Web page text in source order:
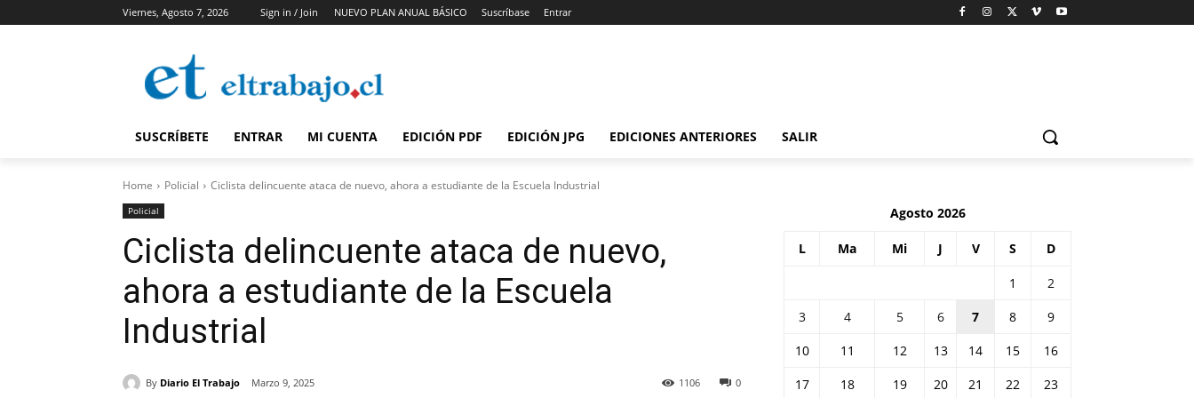
Viernes, Agosto 7, 2026 Sign in / Join NUEVO PLAN ANUAL BÁSICO Suscríbase Entrar
SUSCRÍBETE ENTRAR MI CUENTA EDICIÓN PDF EDICIÓN JPG EDICIONES ANTERIORES SALIR
Home Policial Ciclista delincuente ataca de nuevo, ahora a estudiante de la Escuela Industrial
Policial
Ciclista delincuente ataca de nuevo,
ahora a estudiante de la Escuela
Industrial
By Diario El Trabajo Marzo 9, 2025 0
1106
Agosto 2026
L Ma Mi J V S D
1
2
3
4 5 6 7 8
9
10
11 12 13 14 15
16
17
18 19 20 21 22 23